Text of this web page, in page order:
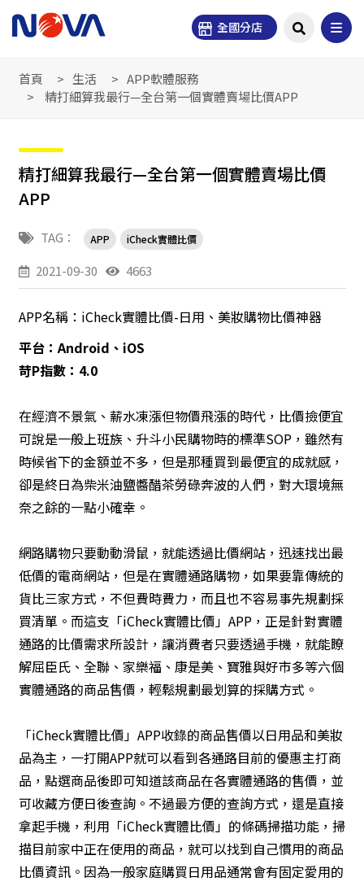
全國分店
首頁 生活
APP軟體服務
精打細算我最行—全台第一個實體賣場比價APP
精打細算我最行—全台第一個實體賣場比價
APP
TAG： APP iCheck實體比價
2021-09-30 4663
APP名稱：iCheck實體比價-日用、美妝購物比價神器
平台：Android、iOS
苛P指數：4.0
在經濟不景氣、薪水凍漲但物價飛漲的時代，比價撿便宜
可說是一般上班族、升斗小民購物時的標準SOP，雖然有
時候省下的金額並不多，但是那種買到最便宜的成就感，
卻是終日為柴米油鹽醬醋茶勞碌奔波的人們，對大環境無
奈之餘的一點小確幸。
網路購物只要動動滑鼠，就能透過比價網站，迅速找出最
低價的電商網站，但是在實體通路購物，如果要靠傳統的
貨比三家方式，不但費時費力，而且也不容易事先規劃採
買清單。而這支「iCheck實體比價」APP，正是針對實體
通路的比價需求所設計，讓消費者只要透過手機，就能瞭
解屈臣氏、全聯、家樂福、康是美、寶雅與好市多等六個
實體通路的商品售價，輕鬆規劃最划算的採購方式。
「iCheck實體比價」APP收錄的商品售價以日用品和美妝
品為主，一打開APP就可以看到各通路目前的優惠主打商
品，點選商品後即可知道該商品在各實體通路的售價，並
可收藏方便日後查詢。不過最方便的查詢方式，還是直接
拿起手機，利用「iCheck實體比價」的條碼掃描功能，掃
描目前家中正在使用的商品，就可以找到自己慣用的商品
比價資訊。因為一般家庭購買日用品通常會有固定愛用的